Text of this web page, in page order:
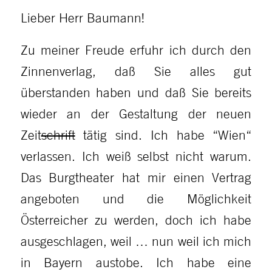
Lieber Herr Baumann!
Zu meiner Freude erfuhr ich durch den
Zinnenverlag, daß Sie alles gut
überstanden haben und daß Sie bereits
wieder an der Gestaltung der neuen
Zeitschrifttätig sind. Ich habe “Wien“
verlassen. Ich weiß selbst nicht warum.
Das Burgtheater hat mir einen Vertrag
angeboten und die Möglichkeit
Österreicher zu werden, doch ich habe
ausgeschlagen, weil … nun weil ich mich
in Bayern austobe. Ich habe eine